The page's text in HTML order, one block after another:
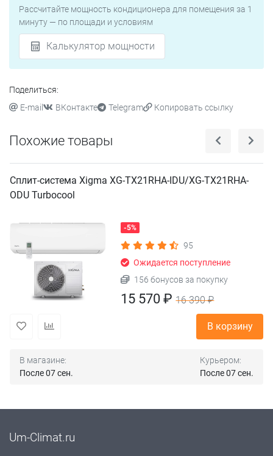
Рассчитайте мощность кондиционера для помещения за 1
минуту — по площади и условиям
Калькулятор мощности
Поделиться:
E-mail
ВКонтакте Telegram Копировать ссылку
Похожие товары
Сплит-система Xigma XG-TX21RHA-IDU/XG-TX21RHA-
ODU Turbocool
-5%
95
Ожидается поступление
156 бонусов за покупку
15 570 ₽16 390 ₽
В корзину
В магазине:
После 07 сен.
Курьером:
После 07 сен.
Um-Climat.ru